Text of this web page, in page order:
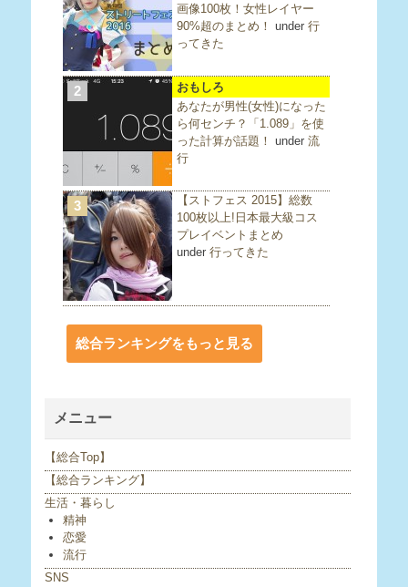
画像100枚！女性レイヤー
90%超のまとめ！ under 行
ってきた
2
おもしろ
あなたが男性(女性)になった
ら何センチ？「1.089」を使
った計算が話題！ under 流
行
3
【ストフェス 2015】総数
100枚以上!日本最大級コス
プレイベントまとめ
under 行ってきた
総合ランキングをもっと見る
メニュー
【総合Top】
【総合ランキング】
生活・暮らし
精神
恋愛
流行
SNS